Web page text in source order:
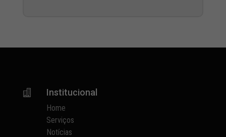
 Institucional
Home
Serviços
Notícias